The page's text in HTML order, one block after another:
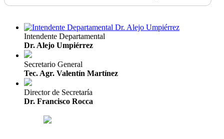
Intendente Departamental
Dr. Alejo Umpiérrez
Secretario General
Tec. Agr. Valentín Martínez
Director de Secretaría
Dr. Francisco Rocca